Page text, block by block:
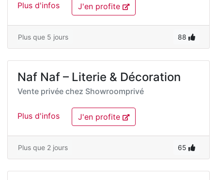
Plus d'infos J'en profite
Plus que 5 jours 88
Naf Naf – Literie & Décoration
Vente privée chez Showroomprivé
Plus d'infos J'en profite
Plus que 2 jours 65